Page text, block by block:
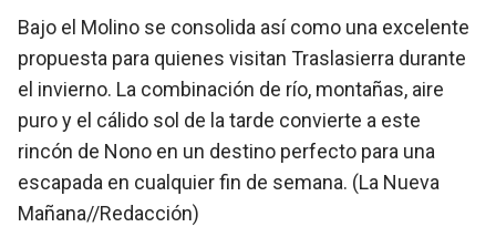
Bajo el Molino se consolida así como una excelente
propuesta para quienes visitan Traslasierra durante
el invierno. La combinación de río, montañas, aire
puro y el cálido sol de la tarde convierte a este
rincón de Nono en un destino perfecto para una
escapada en cualquier fin de semana. (La Nueva
Mañana//Redacción)